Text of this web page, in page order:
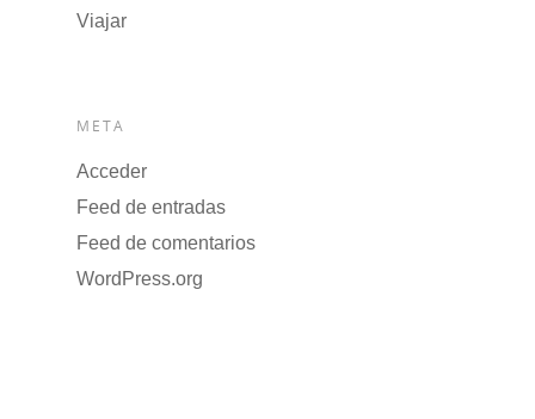
Viajar
META
Acceder
Feed de entradas
Feed de comentarios
WordPress.org